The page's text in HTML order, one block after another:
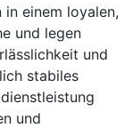
einem loyalen,
und legen
und
stabiles
und